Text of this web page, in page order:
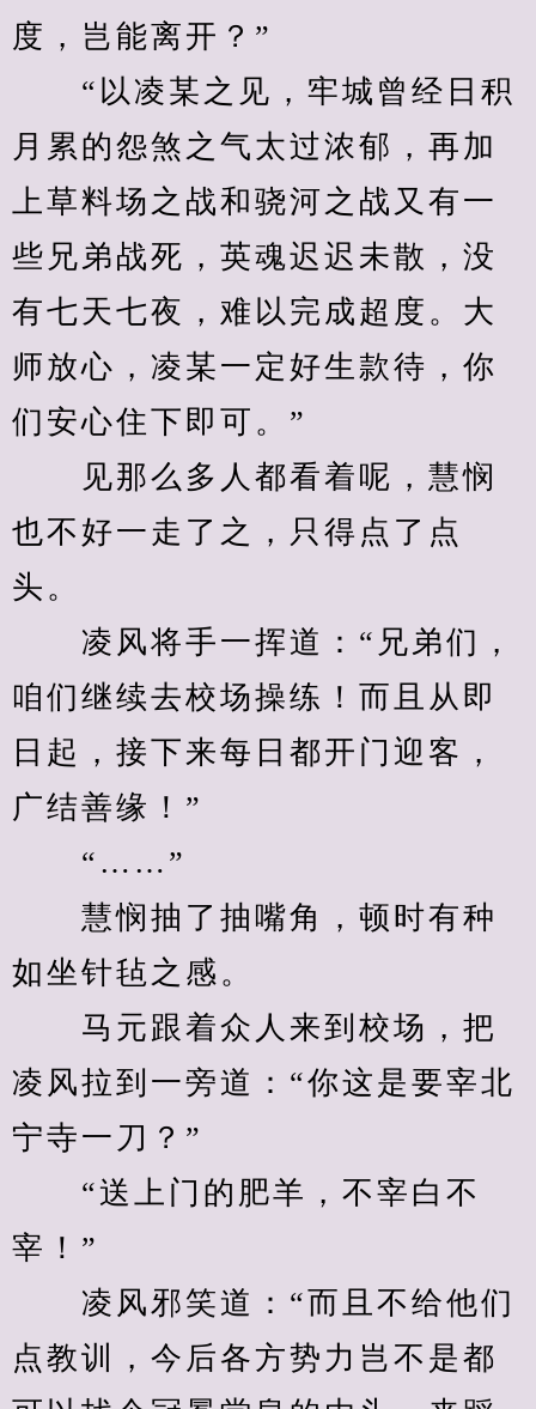
度，岂能离开？”
“以凌某之见，牢城曾经日积
月累的怨煞之气太过浓郁，再加
上草料场之战和骁河之战又有一
些兄弟战死，英魂迟迟未散，没
有七天七夜，难以完成超度。大
师放心，凌某一定好生款待，你
们安心住下即可。”
见那么多人都看着呢，慧悯
也不好一走了之，只得点了点
头。
凌风将手一挥道：“兄弟们，
咱们继续去校场操练！而且从即
日起，接下来每日都开门迎客，
广结善缘！”
“……”
慧悯抽了抽嘴角，顿时有种
如坐针毡之感。
马元跟着众人来到校场，把
凌风拉到一旁道：“你这是要宰北
宁寺一刀？”
“送上门的肥羊，不宰白不
宰！”
凌风邪笑道：“而且不给他们
点教训，今后各方势力岂不是都